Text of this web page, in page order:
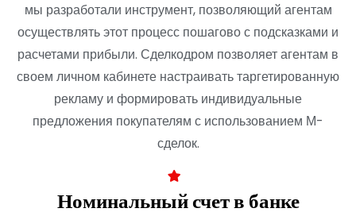
мы разработали инструмент, позволяющий агентам
осуществлять этот процесс пошаговос подсказками и
расчетами прибыли. Сделкодром позволяетагентам в
своем личном кабинете настраивать таргетированную
рекламу и формировать индивидуальные
предложения покупателям с использованием М-
сделок.
Номинальный счет в банке